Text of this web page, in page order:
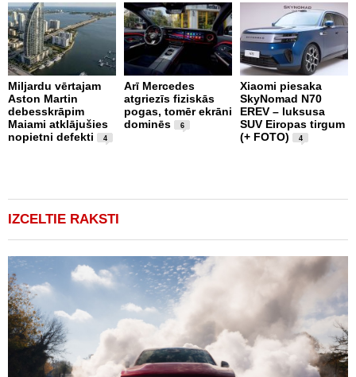
Miljardu vērtajam
Aston Martin
debesskrāpim
Maiami atklājušies
nopietni defekti
4
Arī Mercedes
atgriezīs fiziskās
pogas, tomēr ekrāni
dominēs
6
Xiaomi piesaka
SkyNomad N70
EREV – luksusa
SUV Eiropas tirgum
(+ FOTO)
4
IZCELTIE RAKSTI